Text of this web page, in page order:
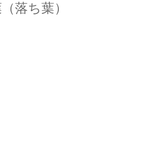
落ち葉）